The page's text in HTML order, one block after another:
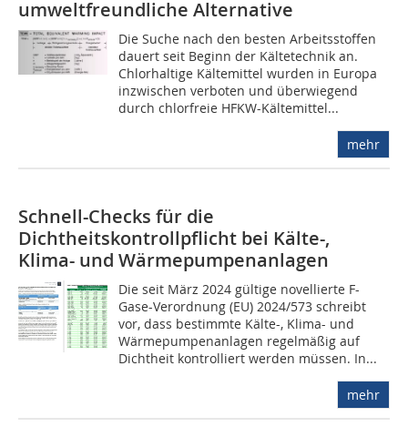
umweltfreundliche Alternative
Die Suche nach den besten Arbeitsstoffen
dauert seit Beginn der Kältetechnik an.
Chlorhaltige Kältemittel wurden in Europa
inzwischen verboten und überwiegend
durch chlorfreie HFKW-Kältemittel...
mehr
Schnell-Checks für die
Dichtheitskontrollpflicht bei Kälte-,
Klima- und Wärmepumpenanlagen
Die seit März 2024 gültige novellierte F-
Gase-Verordnung (EU) 2024/573 schreibt
vor, dass bestimmte Kälte-, Klima- und
Wärmepumpenanlagen regelmäßig auf
Dichtheit kontrolliert werden müssen. In...
mehr